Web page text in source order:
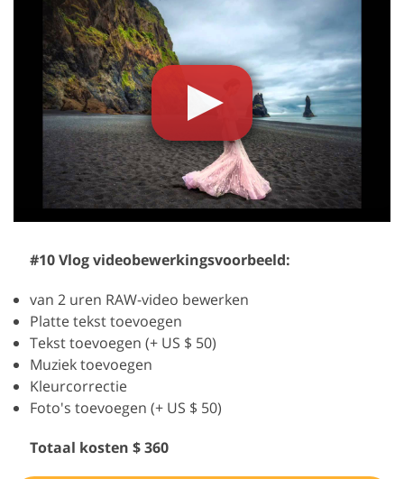
#10 Vlog videobewerkingsvoorbeeld:
van 2 uren RAW-video bewerken
Platte tekst toevoegen
Tekst toevoegen (+ US $ 50)
Muziek toevoegen
Kleurcorrectie
Foto's toevoegen (+ US $ 50)
Totaal kosten $ 360